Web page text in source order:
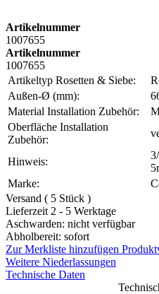
Artikelnummer
1007655
Artikelnummer
1007655
Artikeltyp Rosetten & Siebe:
Außen-Ø (mm):
Material Installation Zubehör:
Oberfläche Installation
Zubehör:
Hinweis:
Marke:
Versand ( 5 Stück )
Lieferzeit 2 - 5 Werktage
Aschwarden: nicht verfügbar
Abholbereit: sofort
Zur Merkliste hinzufügen
Weitere Niederlassungen
Technische Daten